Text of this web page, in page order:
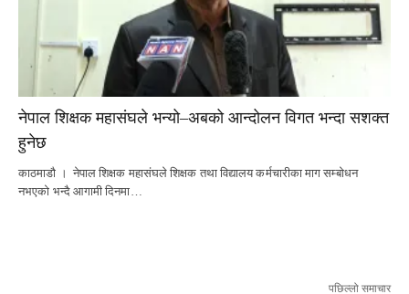
नेपाल शिक्षक महासंघले भन्यो–अबको आन्दोलन विगत भन्दा सशक्त
हुनेछ
काठमाडौ । नेपाल शिक्षक महासंघले शिक्षक तथा विद्यालय कर्मचारीका माग सम्बोधन
नभएको भन्दै आगामी दिनमा…
पछिल्लो समाचार